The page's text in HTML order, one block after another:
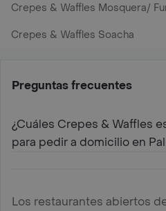
Crepes & Waffles Mosquera/
Crepes & Waffles Soacha
Preguntas frecuentes
¿Cuáles Crepes & Waffles
para pedir a domicilio en
Los restaurantes abiertos